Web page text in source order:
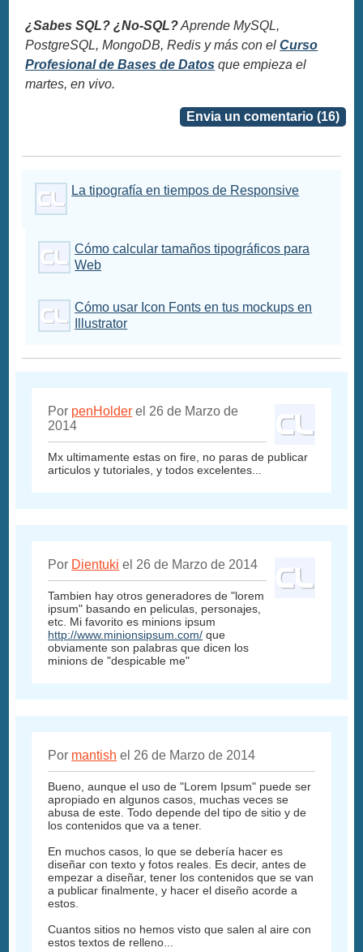
¿Sabes SQL? ¿No-SQL?Aprende MySQL,
PostgreSQL, MongoDB, Redis y más con elCurso
Profesional de Bases de Datos que empieza el
martes, en vivo.
Envia un comentario (16)
La tipografía en tiempos de Responsive
Cómo calcular tamaños tipográficos para
Web
Cómo usar Icon Fonts en tus mockups en
Illustrator
Por penHolder el 26 de Marzo de
2014
Mx ultimamente estas on fire, no paras de publicar
articulos y tutoriales, y todos excelentes...
Por Dientuki el 26 de Marzo de 2014
Tambien hay otros generadores de "lorem
ipsum" basando en peliculas, personajes,
etc. Mi favorito es minions ipsum
http://www.minionsipsum.com/ que
obviamente son palabras que dicen los
minions de "despicable me"
Por mantish el 26 de Marzo de 2014
Bueno, aunque el uso de "Lorem Ipsum" puede ser
apropiado en algunos casos, muchas veces se
abusa de este. Todo depende del tipo de sitio y de
los contenidos que va a tener.
En muchos casos, lo que se debería hacer es
diseñar con texto y fotos reales. Es decir, antes de
empezar a diseñar, tener los contenidos que se van
a publicar finalmente, y hacer el diseño acorde a
estos.
Cuantos sitios no hemos visto que salen al aire con
estos textos de relleno...